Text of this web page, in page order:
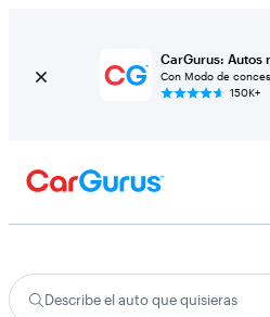
CarGurus: Autos
Con Modo de
150K+
Describe el auto que quisieras